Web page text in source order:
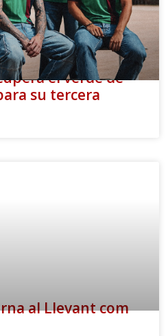
el verde de
su tercera
al Llevant com